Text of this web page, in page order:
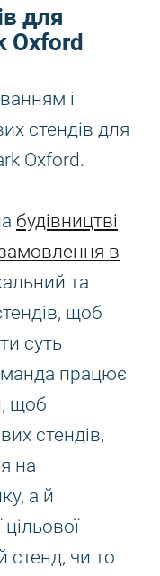
для
Oxford
і
стендів для
Oxford.
будівництві
в
та
щоб
суть
працює
щоб
стендів,
на
а й
стенд, чи то